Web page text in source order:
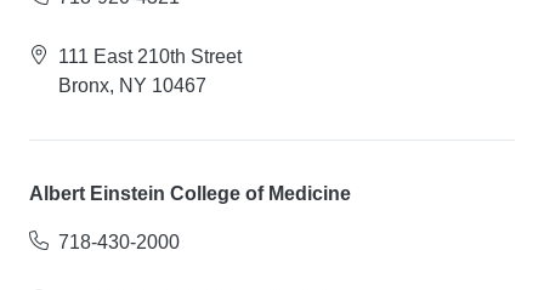
111 East 210th Street
Bronx, NY 10467
Albert Einstein College of Medicine
718-430-2000